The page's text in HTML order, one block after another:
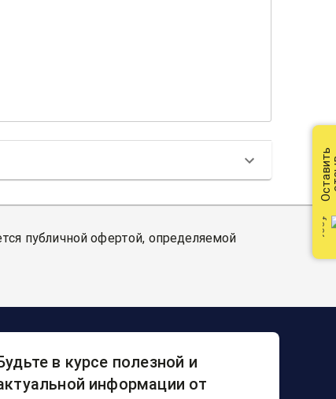
публичной офертой, определяемой
в курсе полезной и
информации от
Оставить